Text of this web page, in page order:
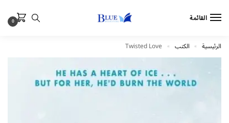
القائمة 0
الرئيسية » الكتب »
Twisted Love